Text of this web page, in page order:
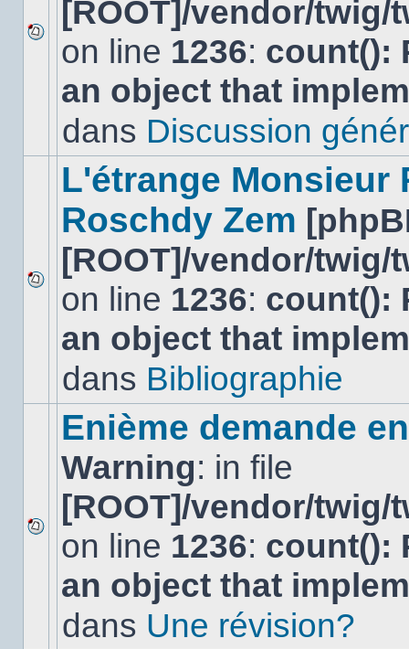
Aucun
nouveau
message
non-
dans
[ROOT]/vendor/
on line 1236: count():
an object that
dans Discussion
Aucun
nouveau
message
non-
dans
L'étrange Monsieur
Roschdy Zem
[ROOT]/vendor/
on line 1236: count():
an object that
dans Bibliographie
Aucun
nouveau
message
non-
dans
Enième demande
Warning: in file
[ROOT]/vendor/
on line 1236: count():
an object that
dans Une révision?